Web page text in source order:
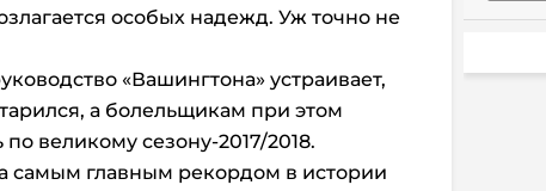
особых надежд. Уж точно не
«Вашингтона» устраивает,
а болельщикам при этом
великому сезону-2017/2018.
самым главным рекордом в истории